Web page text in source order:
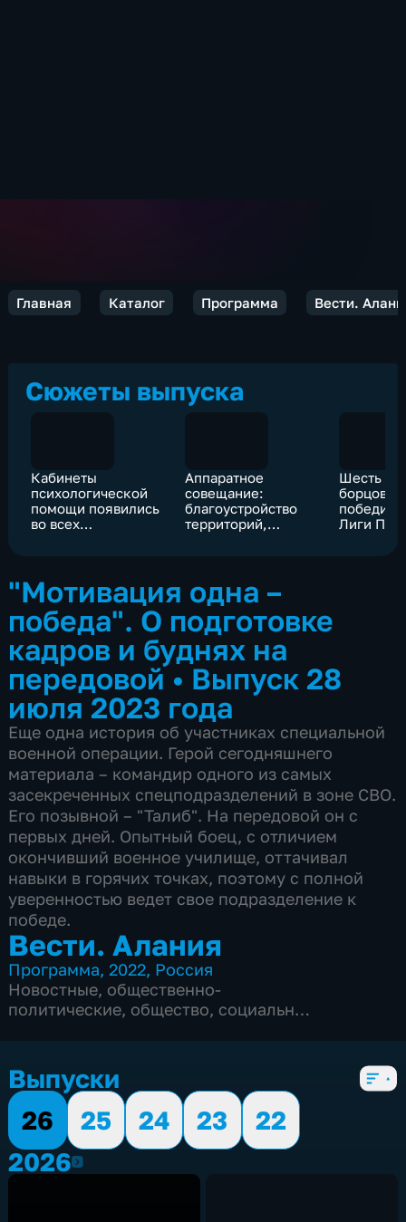
Главная Каталог Программа Вести.
Сюжеты выпуска
Кабинеты
психологической
помощи появились
во всех
Аппаратное
совещание:
благоустройство
территорий,
технопарка
Шесть
борцов
Лиги
"Мотивация одна –
победа". О подготовке
кадров и буднях на
передовой• Выпуск 28
июля 2023 года
Еще одна история об участниках специальной
военной операции. Герой сегодняшнего
материала – командир одного из самых
засекреченных спецподразделений в зоне СВО.
Его позывной – "Талиб". На передовой он с
первых дней. Опытный боец, с отличием
окончивший военное училище, оттачивал
навыки в горячих точках, поэтому с полной
уверенностью ведет свое подразделение к
победе.
Вести. Алания
Программа,2022, Россия
Новостные, общественно-
политические, общество, социально-
Выпуски
26
25 24 23
22
20262026